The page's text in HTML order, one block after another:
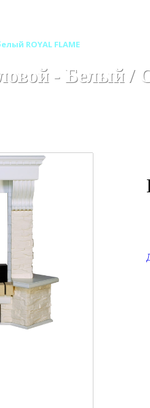
ROYAL FLAME
- Белый